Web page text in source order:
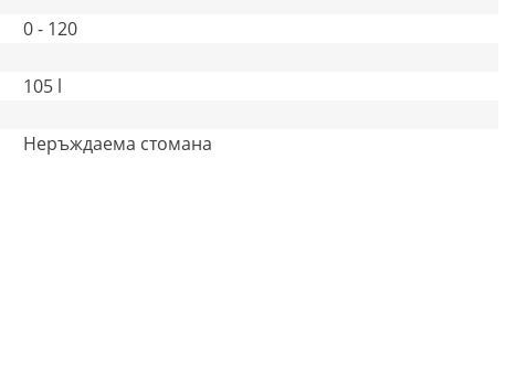
0 - 120
105 l
Неръждаема стомана